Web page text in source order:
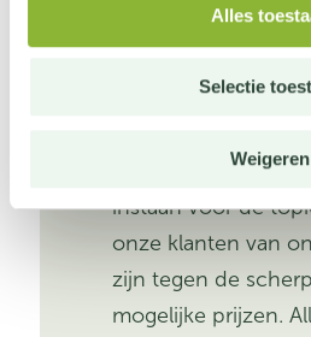
Alles
Selectie
Weigeren
Wij ontwerpen en
Hierdoor kunnen
instaan voor de
onze klanten van
zijn tegen de
mogelijke prijzen.